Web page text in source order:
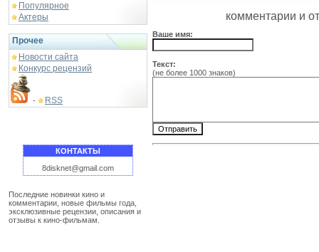
Популярное
Актеры
Прочее
Новости сайта
Конкурс рецензий
- RSS
КОНТАКТЫ
8disknet@gmail.com
Последние новинки кино и
комментарии, новые фильмы года,
эксклюзивные рецензии, описания и
отзывы к кино-фильмам.
комментарии и
Ваше имя:
Текст:
(не более 1000 знаков)